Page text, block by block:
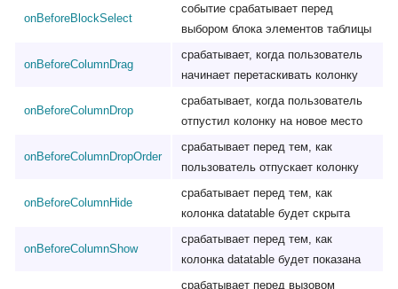
onBeforeBlockSelect
событие срабатывает перед
выбором блока элементов таблицы
onBeforeColumnDrag
срабатывает, когда пользователь
начинает перетаскивать колонку
onBeforeColumnDrop
срабатывает, когда пользователь
отпустил колонку на новое место
onBeforeColumnDropOrder
срабатывает перед тем, как
пользователь отпускает колонку
onBeforeColumnHide
срабатывает перед тем, как
колонка datatable будет скрыта
onBeforeColumnShow
срабатывает перед тем, как
колонка datatable будет показана
срабатывает перед вызовом